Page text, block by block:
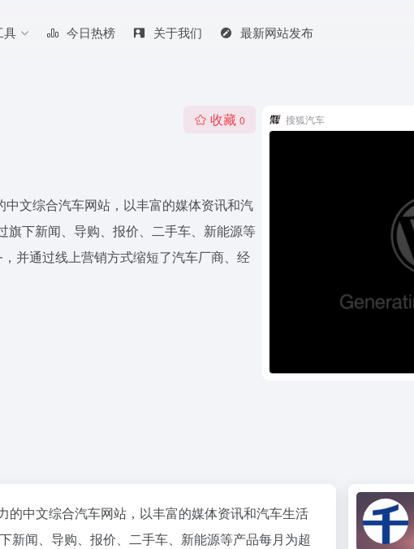
具 今日热榜 关于我们 最新网站发布
收藏 0
文综合汽车网站，以丰富的媒体资讯和汽
下新闻、导购、报价、二手车、新能源等
并通过线上营销方式缩短了汽车厂商、经
搜狐汽车
中文综合汽车网站，以丰富的媒体资讯和汽车生活
新闻、导购、报价、二手车、新能源等产品每月为超